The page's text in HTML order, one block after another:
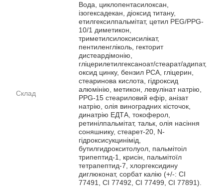
Склад
Вода, циклопентасилоксан,
ізогексадекан, діоксид титану,
етилгексилпальмітат, цетил PEG/PPG-
10/1 диметикон,
триметилсилоксисилікат,
пентиленгліколь, гекторит
дистеардімонію,
гліцерилетилгексаноат/стеарат/адипат,
оксид цинку, бензил PCA, гліцерин,
стеаринова кислота, гідроксид
алюмінію, метикон, левулінат натрію,
PPG-15 стеариловий ефір, анізат
натрію, олія виноградних кісточок,
динатрію ЕДТА, токоферол,
ретинілпальмітат, тальк, олія насіння
соняшнику, стеарет-20, N-
гідроксисукцинімід,
бутилгидрокситолуол, пальмітоіл
трипептид-1, крисін, пальмітоїл
тетрапептид-7, хлоргексидину
диглюконат, сорбат калію (+/-: CI
77491, CI 77492, CI 77499, CI 77891).